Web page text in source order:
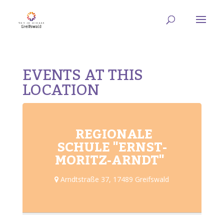
EVENTS AT THIS
LOCATION
REGIONALE
SCHULE "ERNST-
MORITZ-ARNDT"
Arndtstraße 37, 17489 Greifswald